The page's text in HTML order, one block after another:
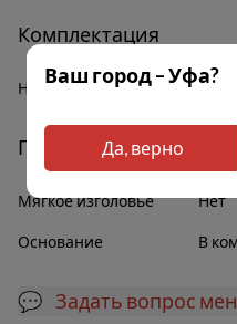
Комплектация
Наличие полок Да
Прочее
Мягкое изголовье Нет
Основание В
💬 Задать вопрос
Ваш город – Уфа?
Да, верно